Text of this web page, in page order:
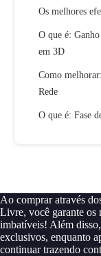
Os melhores
O que é:
em 3D
Como
Rede
O que é: Fase
Ao comprar através
Livre, você garante os
imbatíveis! Além
exclusivos, enquanto
continuar trazendo